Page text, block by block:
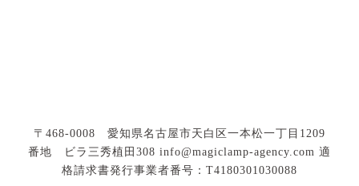
〒468-0008 愛知県名古屋市天白区一本松一丁目1209
番地 ビラ三秀植田308 info@magiclamp-agency.com 適
格請求書発行事業者番号：T4180301030088